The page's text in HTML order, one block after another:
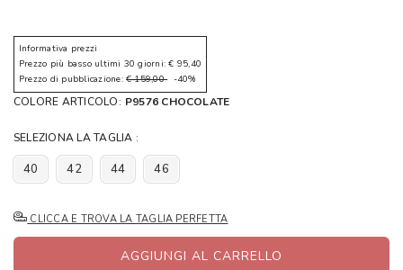
Informativa prezzi
Prezzo più basso ultimi 30 giorni: € 95,40
Prezzo di pubblicazione: € 159,00-40%
COLORE ARTICOLO: P9576 CHOCOLATE
SELEZIONA LA TAGLIA :
40 42 44 46
CLICCA E TROVA LA TAGLIA PERFETTA
AGGIUNGI AL CARRELLO